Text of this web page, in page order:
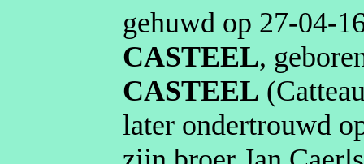
gehuwd op
CASTEEL,
CASTEEL (
later ondertrouwd